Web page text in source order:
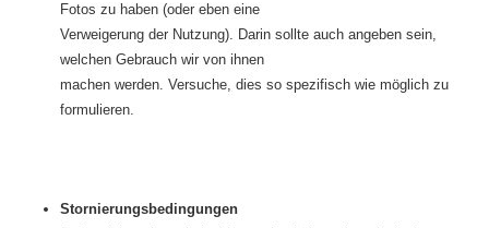
Fotos zu haben (oder eben eine
Verweigerung der Nutzung). Darin sollte auch angeben sein,
welchen Gebrauch wir von ihnen
machen werden. Versuche, dies so spezifisch wie möglich zu
formulieren.
Stornierungsbedingungen